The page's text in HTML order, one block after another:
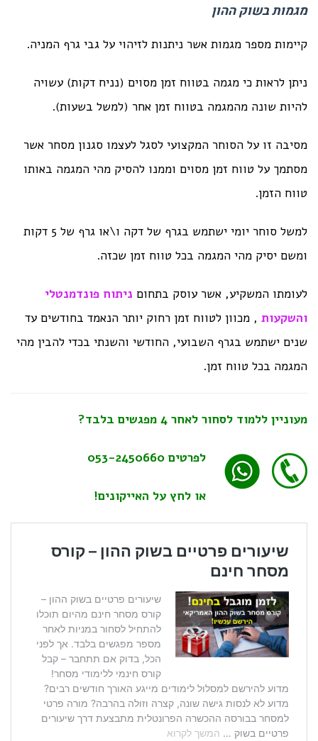
מגמות בשוק ההון
קיימות מספר מגמות אשר ניתנות לזיהוי על גבי גרף המניה.
ניתן לראות כי מגמה בטווח זמן מסוים (נניח דקות) עשויה
להיות שונה מהמגמה בטווח זמן אחר (למשל בשעות).
מסיבה זו על הסוחר המקצועי לסגל לעצמו סגנון מסחר אשר
מסתמך על טווח זמן מסוים וממנו להסיק מהי המגמה באותו
טווח הזמן.
למשל סוחר יומי ישתמש בגרף של דקה ו\או גרף של 5 דקות
ומשם יסיק מהי המגמה בכל טווח זמן שכזה.
לעומתו המשקיע, אשר עוסק בתחום ניתוח פונדמנטלי
והשקעות , מכוון לטווח זמן רחוק יותר הנאמד בחודשים עד
שנים ישתמש בגרף השבועי, החודשי והשנתי בכדי להבין מהי
המגמה בכל טווח זמן.
מעוניין ללמוד לסחור לאחר 4 מפגשים בלבד?
לפרטים
או לחץ על האייקונים!